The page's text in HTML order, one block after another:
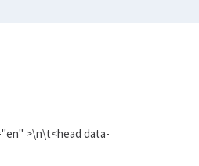
>\n\t<head data-